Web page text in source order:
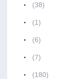
(38)
(1)
(6)
(7)
(180)